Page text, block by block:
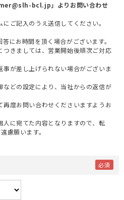
bcl.jp」よりお問い合わせ
ご記入のうえ送信してください。
にお時間を頂く場合がございます。
つきましては、営業開始後順次ご対応
事が差し上げられない場合がございま
などの設定により、当社からの返信が
再度お問い合わせくださいますようお
人に宛てた内容となりますので、転
慮願います。